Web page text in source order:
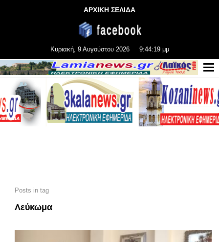
ΑΡΧΙΚΗ ΣΕΛΙΔΑ
Κυριακή, 9 Αυγούστου 2026 9:44:20 μμ
Posts in tag
Λεύκωμα